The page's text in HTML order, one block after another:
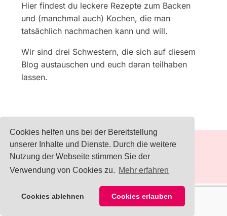
Cookies helfen uns bei der Bereitstellung
unserer Inhalte und Dienste. Durch die weitere
Nutzung der Webseite stimmen Sie der
Verwendung von Cookies zu. Mehr erfahren
Cookies ablehnen Cookies erlauben
Hier findest du leckere Rezepte zum Backen
und (manchmal auch) Kochen, die man
tatsächlich nachmachen kann und will.
Wir sind drei Schwestern, die sich auf diesem
Blog austauschen und euch daran teilhaben
lassen.
IMPRESSUM
COPYRIGHT © 2026 KOCHLÖFFELJUNKIES — DESIGNED BY